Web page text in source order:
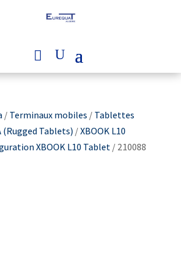
/Terminaux mobiles /Tablettes
(Rugged Tablets)/XBOOK L10
XBOOK L10 Tablet/ 210088